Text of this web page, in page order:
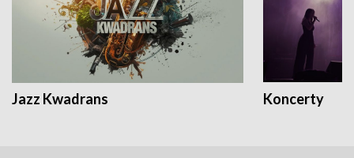
Jazz Kwadrans Koncerty